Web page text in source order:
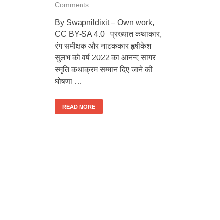
Comments.
By Swapnildixit – Own work,
CC BY-SA 4.0 प्रख्यात कथाकार,
रंग समीक्षक और नाटककार हृषीकेश
सुलभ को वर्ष 2022 का आनन्द सागर
स्मृति कथाक्रम सम्मान दिए जाने की
घोषणा …
READ MORE